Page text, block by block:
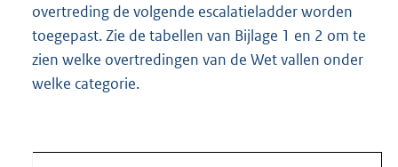
overtreding de volgende escalatieladder worden
toegepast. Zie de tabellen van Bijlage 1 en 2 om te
zien welke overtredingen van de Wet vallen onder
welke categorie.